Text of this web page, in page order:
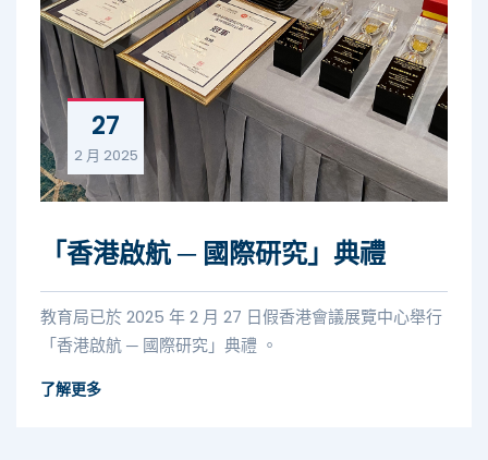
27
2 月 2025
「香港啟航 ─ 國際研究」典禮
教育局已於 2025 年 2 月 27 日假香港會議展覽中心舉行
「香港啟航 ─ 國際研究」典禮 。
了解更多